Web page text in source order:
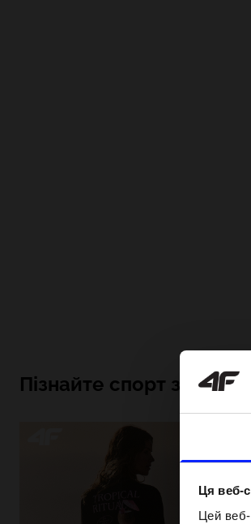
Ця веб-
Цей
Пізнайте спорт